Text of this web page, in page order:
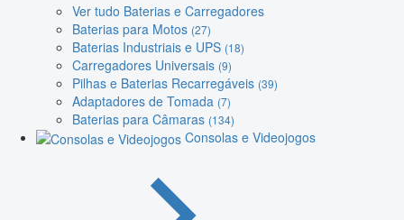
Ver tudo Baterias e Carregadores
Baterias para Motos (27)
Baterias Industriais e UPS (18)
Carregadores Universais (9)
Pilhas e Baterias Recarregáveis (39)
Adaptadores de Tomada (7)
Baterias para Câmaras (134)
Consolas e Videojogos